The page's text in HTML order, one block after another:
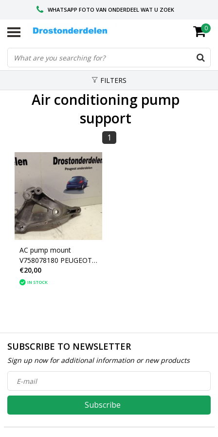
WHATSAPP FOTO VAN ONDERDEEL WAT U ZOEK
VOOR 16.00 BESTELD, VANDAAG VERZONDEN
GESPECIALISEERD PEUGEOT
0
FILTERS
Air conditioning pump
support
1
AC pump mount
V758078180 PEUGEOT
308
€20,00
IN STOCK
SUBSCRIBE TO NEWSLETTER
Sign up now for additional information or new products
Subscribe